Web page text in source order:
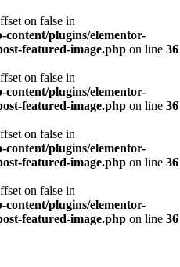
on false in
plugins/elementor-
featured-image.php on line 36
on false in
plugins/elementor-
featured-image.php on line 36
on false in
plugins/elementor-
featured-image.php on line 36
on false in
plugins/elementor-
featured-image.php on line 36